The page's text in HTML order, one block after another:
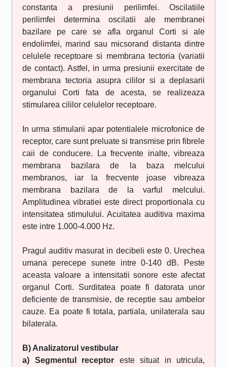
constanta a presiunii perilimfei. Oscilatiile
perilimfei determina oscilatii ale membranei
bazilare pe care se afla organul Corti si ale
endolimfei, marind sau micsorand distanta dintre
celulele receptoare si membrana tectoria (variatii
de contact). Astfel, in urma presiunii exercitate de
membrana tectoria asupra cililor si a deplasarii
organului Corti fata de acesta, se realizeaza
stimularea cililor celulelor receptoare.
In urma stimularii apar potentialele microfonice de
receptor, care sunt preluate si transmise prin fibrele
caii de conducere. La frecvente inalte, vibreaza
membrana bazilara de la baza melcului
membranos, iar la frecvente joase vibreaza
membrana bazilara de la varful melcului.
Amplitudinea vibratiei este direct proportionala cu
intensitatea stimulului. Acuitatea auditiva maxima
este intre 1.000-4.000 Hz.
Pragul auditiv masurat in decibeli este 0. Urechea
umana perecepe sunete intre 0-140 dB. Peste
aceasta valoare a intensitatii sonore este afectat
organul Corti. Surditatea poate fi datorata unor
deficiente de transmisie, de receptie sau ambelor
cauze. Ea poate fi totala, partiala, unilaterala sau
bilaterala.
B) Analizatorul vestibular
a) Segmentul receptor este situat in utricula,